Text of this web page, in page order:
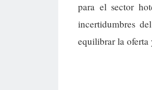
para el sector
incertidumbres
equilibrar la oferta